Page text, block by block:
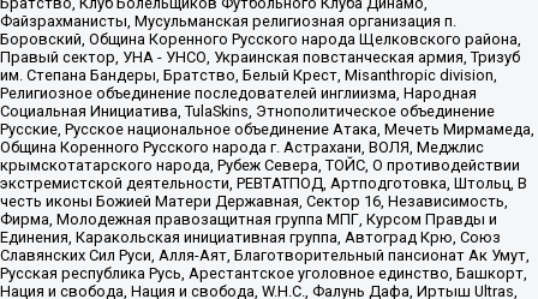
Файзрахманисты, Мусульманская религиозная организация п.
Боровский, Община Коренного Русского народа Щелковского района,
Правый сектор, УНА - УНСО, Украинская повстанческая армия, Тризуб
им. Степана Бандеры, Братство, Белый Крест, Misanthropic division,
Религиозное объединение последователей инглиизма, Народная
Социальная Инициатива, TulaSkins, Этнополитическое объединение
Русские, Русское национальное объединение Атака, Мечеть Мирмамеда,
Община Коренного Русского народа г. Астрахани, ВОЛЯ, Меджлис
крымскотатарского народа, Рубеж Севера, ТОЙС, О противодействии
экстремистской деятельности, РЕВТАТПОД, Артподготовка, Штольц, В
честь иконы Божией Матери Державная, Сектор 16, Независимость,
Фирма, Молодежная правозащитная группа МПГ, Курсом Правды и
Единения, Каракольская инициативная группа, Автоград Крю, Союз
Славянских Сил Руси, Алля-Аят, Благотворительный пансионат Ак Умут,
Русская республика Русь, Арестантское уголовное единство, Башкорт,
Нация и свобода, Нация и свобода, W.H.С., Фалунь Дафа, Иртыш Ultras,